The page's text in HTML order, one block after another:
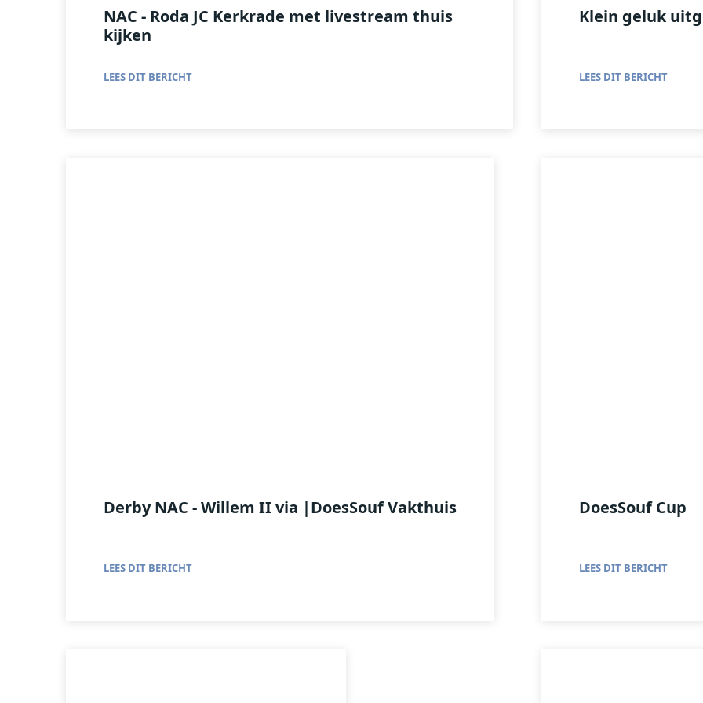
NAC - Roda JC Kerkrade met livestream thuis
kijken
LEES DIT BERICHT
Klein geluk
LEES DIT BERICHT
Derby NAC - Willem II via |DoesSouf Vakthuis
LEES DIT BERICHT
DoesSouf Cup
LEES DIT BERICHT